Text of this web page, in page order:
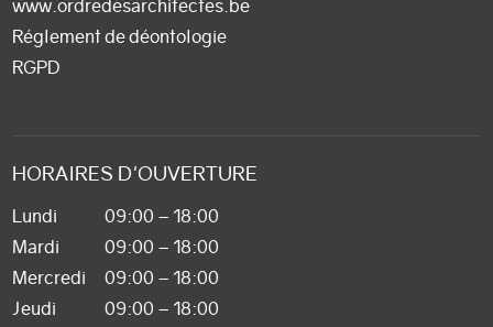
www.ordredesarchitectes.be
Réglement de déontologie
RGPD
HORAIRES D'OUVERTURE
Lundi
09:00 – 18:00
Mardi
09:00 – 18:00
Mercredi
09:00 – 18:00
Jeudi
09:00 – 18:00